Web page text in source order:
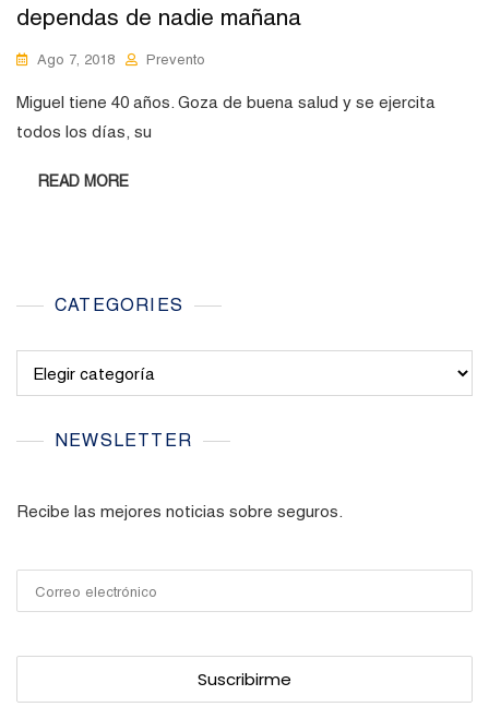
dependas de nadie mañana
Ago 7, 2018 Prevento
Miguel tiene 40 años. Goza de buena salud y se ejercita
todos los días, su
READ MORE
CATEGORIES
NEWSLETTER
Recibe las mejores noticias sobre seguros.